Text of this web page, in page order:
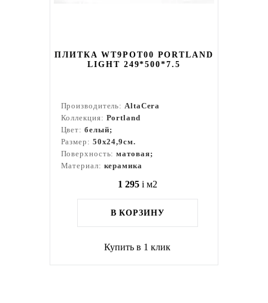
ПЛИТКА WT9POT00 PORTLAND
LIGHT 249*500*7.5
Производитель:AltaCera
Коллекция: Portland
Цвет: белый;
Размер: 50x24,9см.
Поверхность:матовая;
Материал: керамика
1 295 i м2
В КОРЗИНУ
Купить в 1 клик